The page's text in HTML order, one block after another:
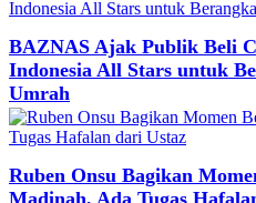
BAZNAS Ajak Publik Beli
Indonesia All Stars untuk
Umrah
Ruben Onsu Bagikan
Madinah, Ada Tugas